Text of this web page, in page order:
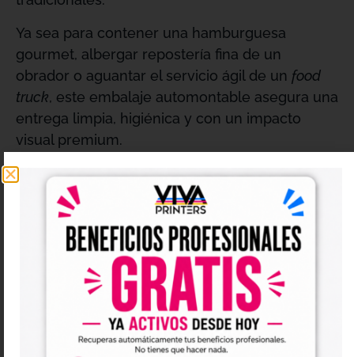
Ya sea para contener una hamburguesa
gourmet, albergar repostería fina de un
obrador o aguantar el servicio ágil de un food
truck, este embalaje automontable asegura una
entrega limpia, higiénica y con un impacto
visual premium.
Ventajas clave para el sector de la
restauración:
Versatilidad total de catálogo:La solución
idónea para hamburgueserías, restaurantes,
cafeterías, pastelerías, obradores
tradicionales,
dark kitchens yfood trucks
Propiedades térmicas y estructurales:
Cartón de gran consistencia que ayuda a